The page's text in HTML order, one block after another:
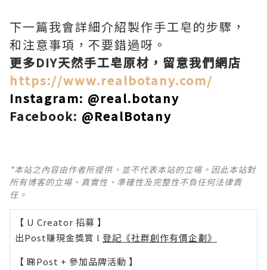
下一篇我會詳細介紹製作手工皂的步驟，
和注意事項，不要錯過呀。
更多DIY天然手工皂原材，留意我們網店
https://www.realbotany.com/
Instagram: @real.botany
Facebook: @RealBotany
*本站之內容由作者所提供，並不代表本站的立場。因此本站對
所有博客的立場、真實性、準確性及完整性不負任何法律責
任。
【 U Creator 招募 】
出Post賺現金獎賞 l 登記《社群創作有價企劃》
【 睇Post + 參加品牌活動 】